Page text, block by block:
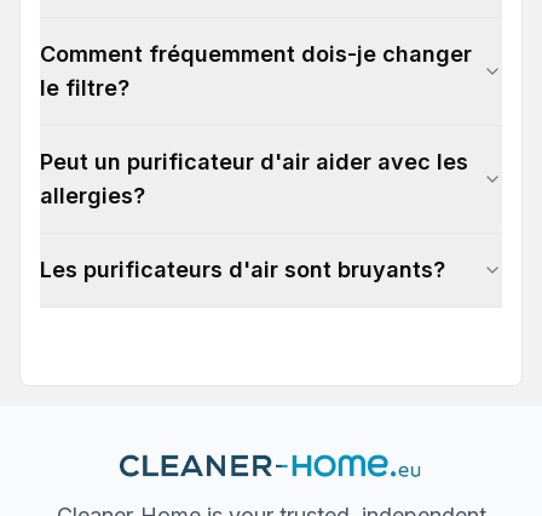
Comment fréquemment dois-je changer
le filtre?
Peut un purificateur d'air aider avec les
allergies?
Les purificateurs d'air sont bruyants?